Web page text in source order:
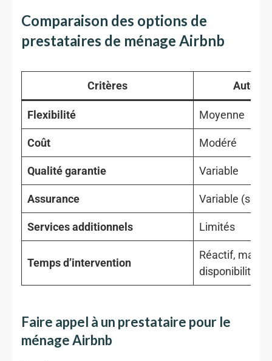
Comparaison des options de
prestataires de ménage Airbnb
Critères Auto-
Flexibilité Moyenne
Coût Modéré
Qualité garantie Variable
Assurance Variable
Services additionnels Limités
Temps d’intervention
Réactif, mais
disponibilité
Faire appel à un prestataire pour le
ménage Airbnb